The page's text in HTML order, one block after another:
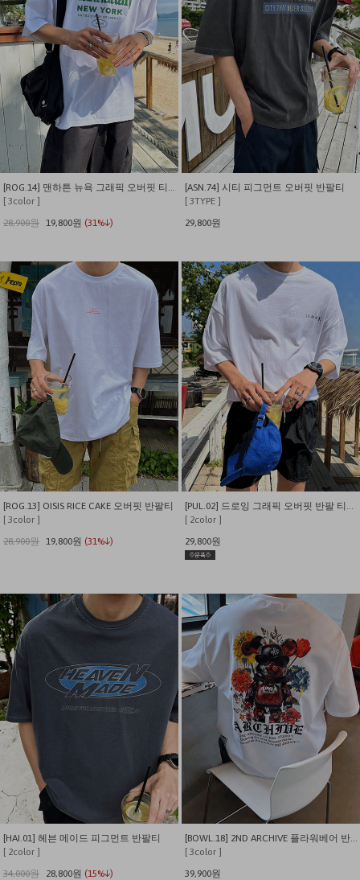
[ 3color ]
28,900원 19,800원 (31%↓)
[ASN.74] 시티 피그먼트 오버핏 반팔티
[ 3TYPE ]
29,800원
[ROG.13] OISIS RICE CAKE 오버핏 반팔티
[ 3color ]
28,900원 19,800원 (31%↓)
[PUL.02] 드로잉 그래픽 오버핏 반팔 티셔츠
[ 2color ]
29,800원
[HAI.01] 헤븐 메이드 피그먼트 반팔티
[ 2color ]
34,000원
28,800원 (15%↓)
[BOWL.18] 2ND ARCHIVE 플라워베어 반팔 티셔츠
[ 3color ]
39,900원